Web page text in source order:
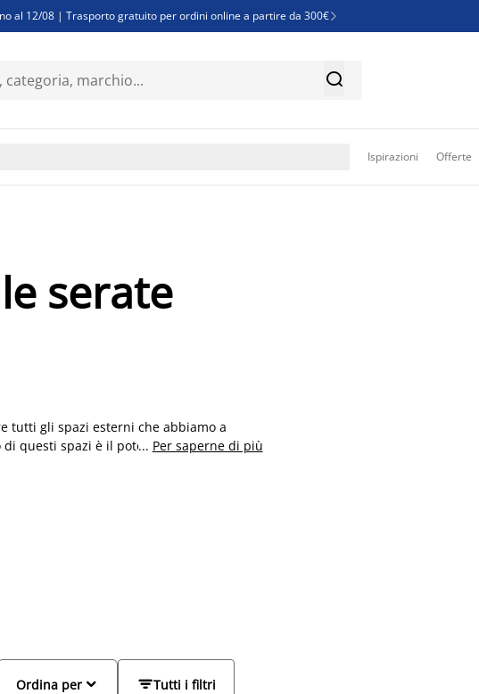
al 12/08 | Trasporto gratuito per ordini online a partire da 300€ 
Finanziamenti - Scegli il piano di rimborso più adatto a te 
Ispirazioni Offerte
serate
tutti gli spazi esterni che abbiamo a
questi spazi è il poterne godere anche
sera. Da JYSK troverai tante idee di
molto altro!
... Per saperne di più
Tutti i filtri

Ordina per